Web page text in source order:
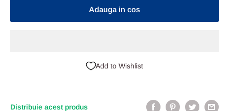
Adauga in cos
Add to Wishlist
Distribuie acest produs